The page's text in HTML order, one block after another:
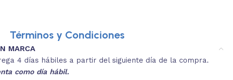
y medidas aproximadas.
REVISA
3.
Términos y Condiciones
MARCA
4 días hábiles a partir del siguiente día de la compra.
como día hábil.